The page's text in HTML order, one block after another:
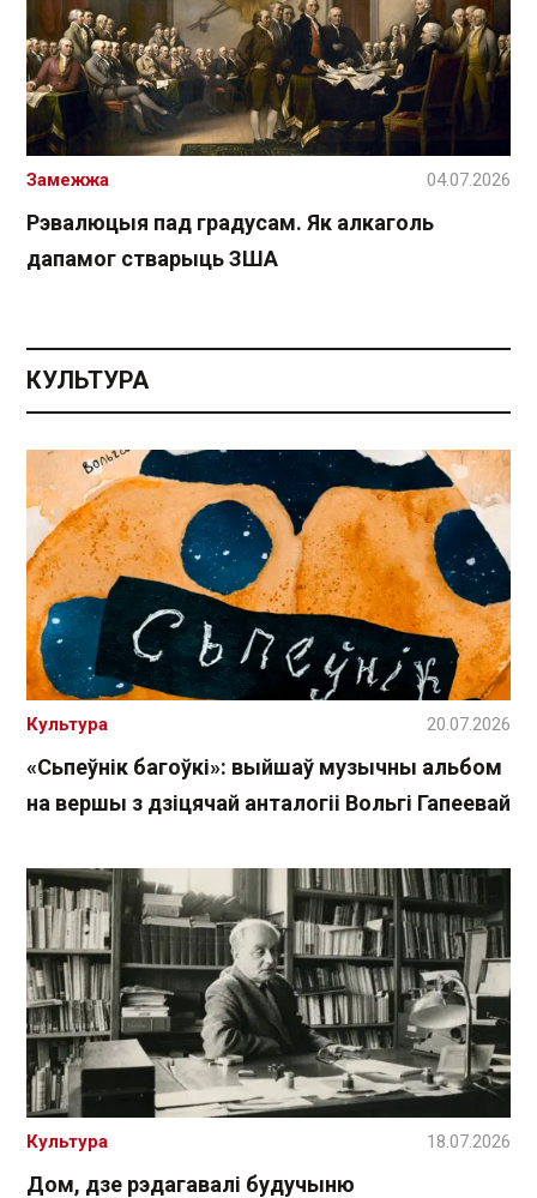
Рэвалюцыя пад градусам. Як алкаголь
дапамог стварыць ЗША
Замежжа 04.07.2026
КУЛЬТУРА
«Сьпеўнік багоўкі»: выйшаў музычны альбом
на вершы з дзіцячай анталогіі Вольгі Гапеевай
Культура 20.07.2026
Дом, дзе рэдагавалі будучыню
Культура 18.07.2026